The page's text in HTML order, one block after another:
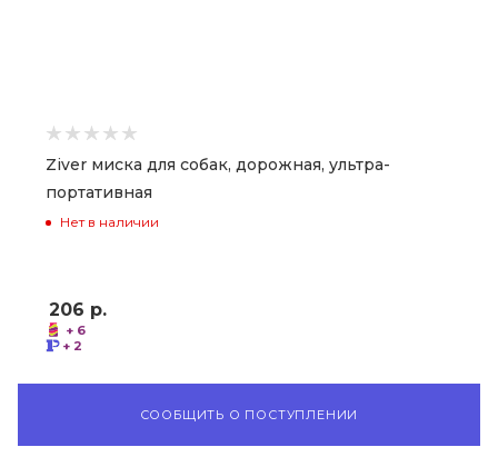
Ziver миска для собак, дорожная, ультра-
портативная
Нет в наличии
206 р.
+ 6
+ 2
СООБЩИТЬ О ПОСТУПЛЕНИИ